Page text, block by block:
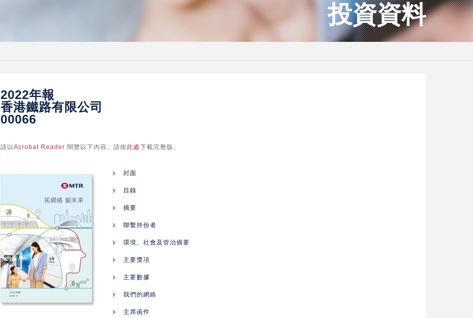
投資資料
2022年報
香港鐵路有限公司
00066
請以 Acrobat Reader 閱覽以下內容。請按此處下載完整版。
封面
目錄
摘要
聯繫持份者
環境、社會及管治摘要
主要獎項
主要數據
我們的網絡
主席函件